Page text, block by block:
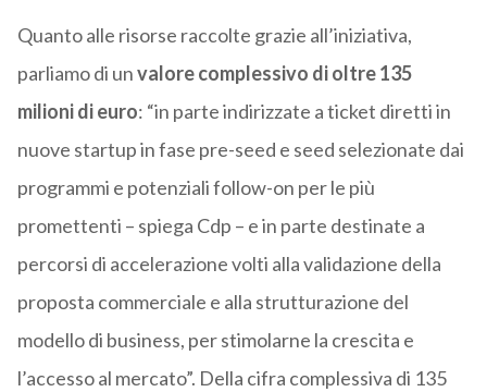
Quanto alle risorse raccolte grazie all’iniziativa,
parliamo di unvalore complessivo di oltre 135
milioni di euro: “in parte indirizzate a ticket diretti in
nuove startup in fase pre-seed e seed selezionate dai
programmi e potenziali follow-on per le più
promettenti – spiega Cdp – e in parte destinate a
percorsi di accelerazione volti alla validazione della
proposta commerciale e alla strutturazione del
modello di business, per stimolarne la crescita e
l’accesso al mercato”. Della cifra complessiva di 135